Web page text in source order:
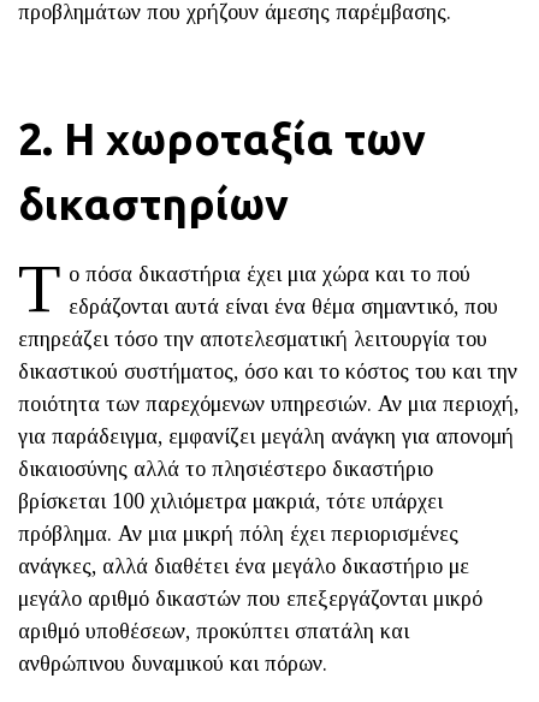
προβλημάτων που χρήζουν άμεσης παρέμβασης.
2. Η χωροταξία των
δικαστηρίων
Τ ο πόσα δικαστήρια έχει μια χώρα και το πού
εδράζονται αυτά είναι ένα θέμα σημαντικό, που
επηρεάζει τόσο την αποτελεσματική λειτουργία του
δικαστικού συστήματος, όσο και το κόστος του και την
ποιότητα των παρεχόμενων υπηρεσιών. Αν μια περιοχή,
για παράδειγμα, εμφανίζει μεγάλη ανάγκη για απονομή
δικαιοσύνης αλλά το πλησιέστερο δικαστήριο
βρίσκεται 100 χιλιόμετρα μακριά, τότε υπάρχει
πρόβλημα. Αν μια μικρή πόλη έχει περιορισμένες
ανάγκες, αλλά διαθέτει ένα μεγάλο δικαστήριο με
μεγάλο αριθμό δικαστών που επεξεργάζονται μικρό
αριθμό υποθέσεων, προκύπτει σπατάλη και
ανθρώπινου δυναμικού και πόρων.